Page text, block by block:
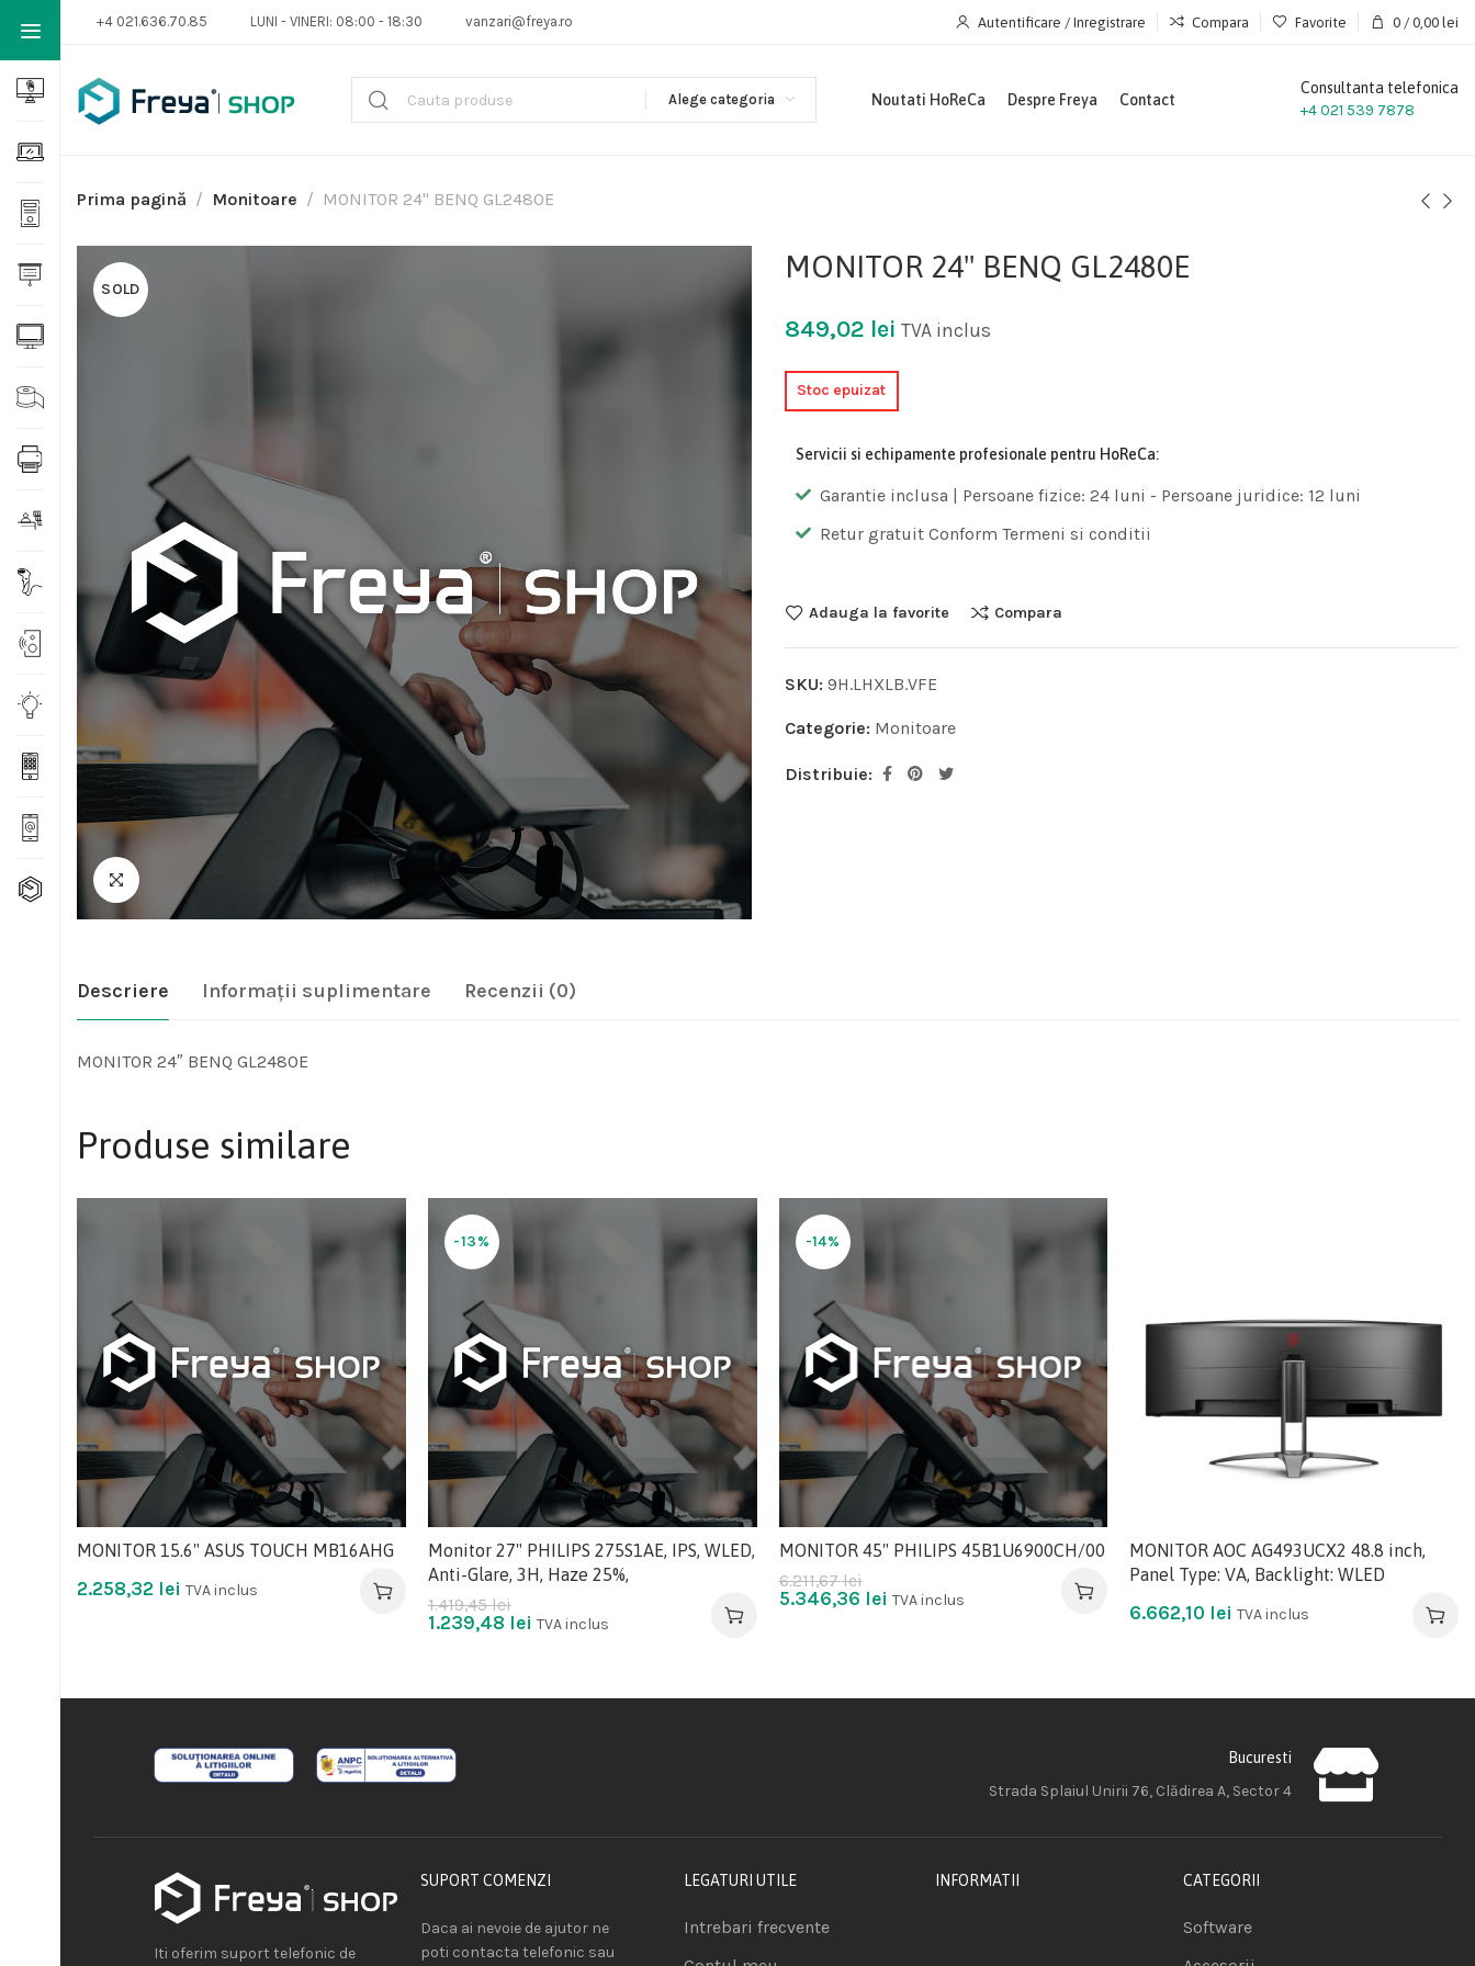
+4 021.636.70.85 LUNI - VINERI: 08:00 - 18:30 vanzari@freya.ro Autentificare / Inregistrare Compara Favorite 0 / 0,00 lei
Alege categoria Noutati HoReCa Despre Freya Contact
Consultanta telefonica
+4 021 539 7878
Prima pagină Monitoare MONITOR 24" BENQ GL2480E
SOLD
MONITOR 24" BENQ GL2480E
849,02 lei TVA inclus
Stoc epuizat
Servicii si echipamente profesionale pentru HoReCa:
Garantie inclusa | Persoane fizice: 24 luni - Persoane juridice: 12 luni
Retur gratuit Conform Termeni si conditii
Adauga la favorite Compara
SKU: 9H.LHXLB.VFE
Categorie: Monitoare
Distribuie:
Descriere Informații suplimentare Recenzii (0)
MONITOR 24″ BENQ GL2480E
Produse similare
MONITOR 15.6" ASUS TOUCH MB16AHG
2.258,32 lei TVA inclus
-13%
Monitor 27" PHILIPS 275S1AE, IPS, WLED,
Anti-Glare, 3H, Haze 25%,
1.419,45lei
1.239,48 lei TVA inclus
-14%
MONITOR 45" PHILIPS 45B1U6900CH/00
6.211,67lei
5.346,36 lei TVA inclus
MONITOR AOC AG493UCX2 48.8 inch,
Panel Type: VA, Backlight: WLED
6.662,10 lei TVA inclus
Bucuresti
Strada Splaiul Unirii 76, Clădirea A, Sector 4
Iti oferim suport telefonic de
SUPORT COMENZI
Daca ai nevoie de ajutor ne
poti contacta telefonic sau
LEGATURI UTILE
Intrebari frecvente
INFORMATII CATEGORII
Software